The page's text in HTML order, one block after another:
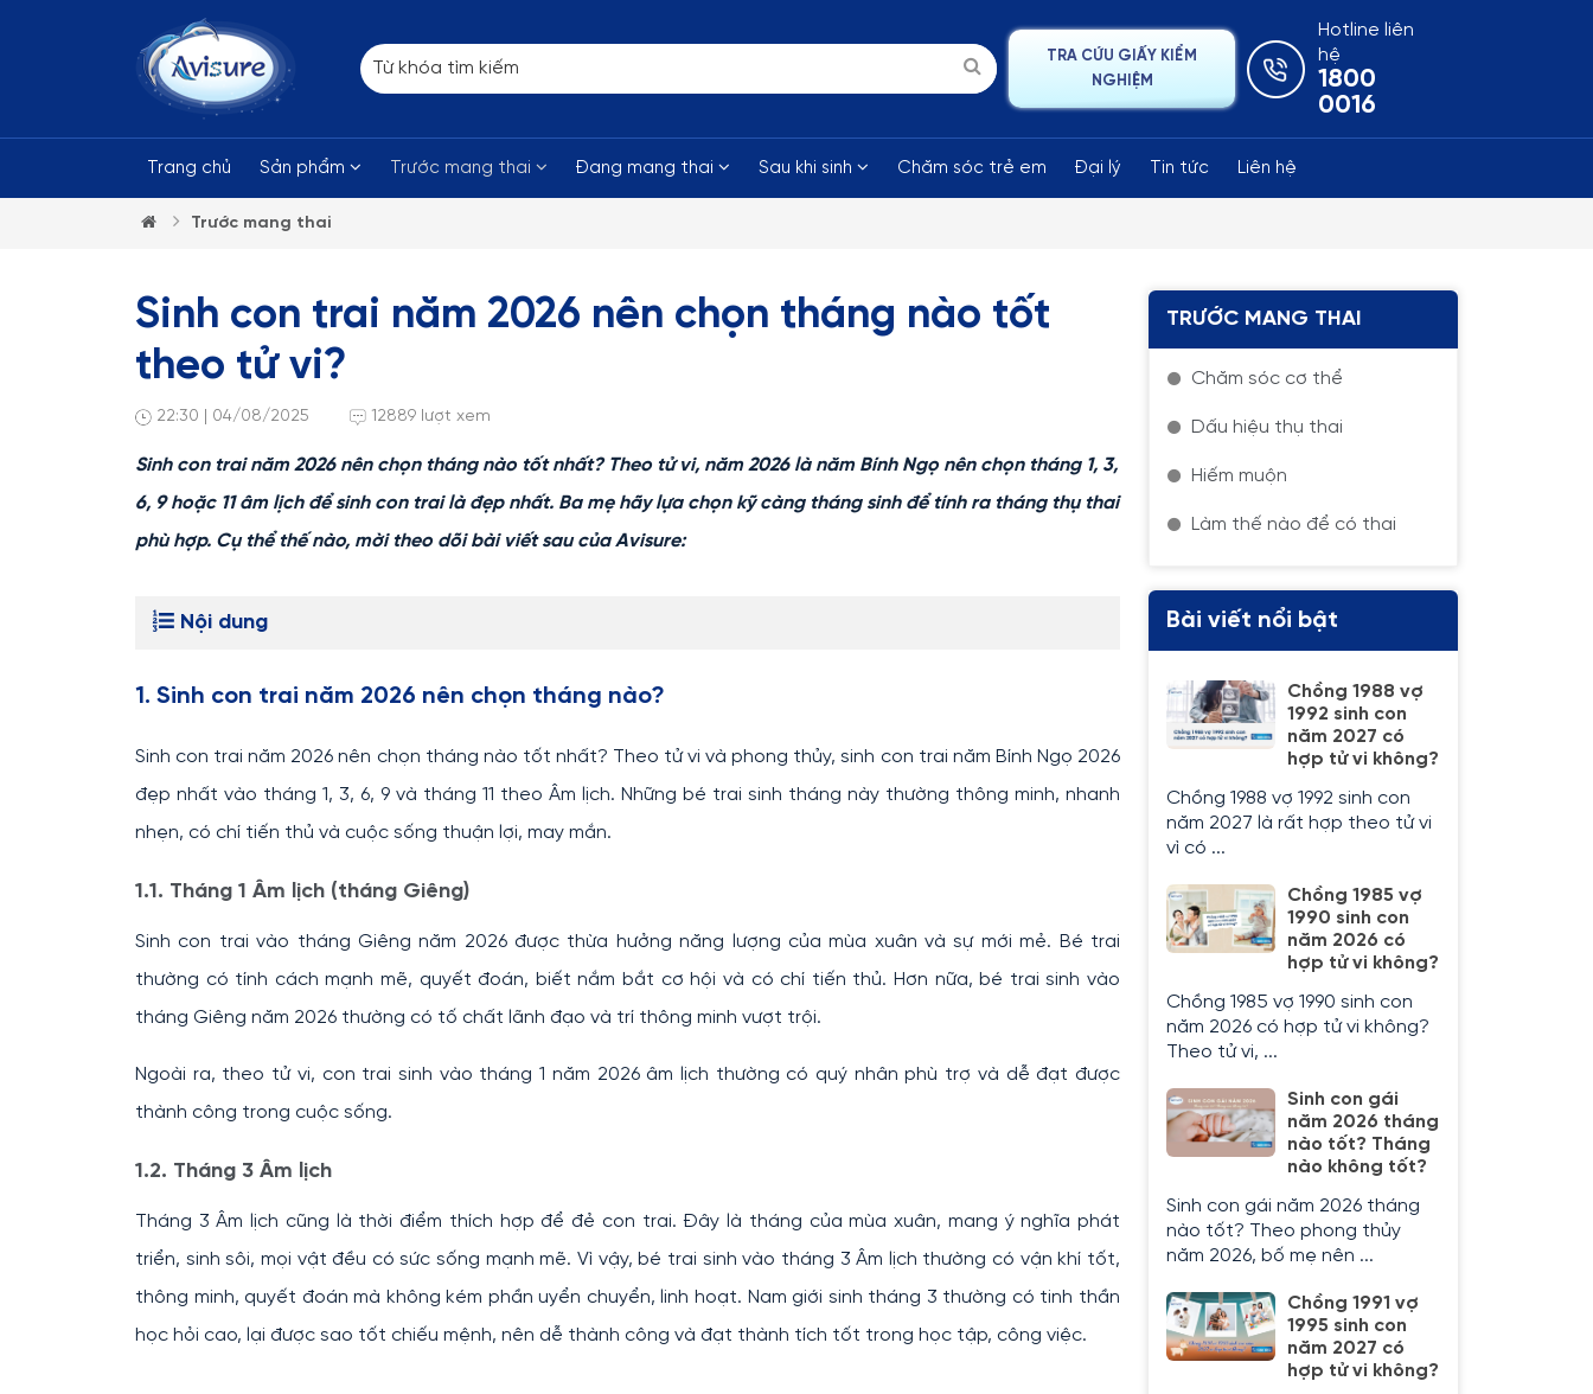
Hotline liên
hệ
1800
0016
TRA CỨU GIẤY KIỂM
NGHIỆM
Trang chủ Sản phẩm Trước mang thai Đang mang thai Sau khi sinh Chăm sóc trẻ em Đại lý Tin tức Liên hệ
Trước mang thai
Sinh con trai năm 2026 nên chọn tháng nào tốt
theo tử vi?
22:30 | 04/08/2025 12889 lượt xem
Sinh con trai năm 2026 nên chọn tháng nào tốt nhất? Theo tử vi, năm 2026 là năm Bính Ngọ nên chọn tháng 1, 3,
6, 9 hoặc 11 âm lịch để sinh con trai là đẹp nhất. Ba mẹ hãy lựa chọn kỹ càng tháng sinh để tính ra tháng thụ thai
phù hợp. Cụ thể thế nào, mời theo dõi bài viết sau của Avisure:
Nội dung
1. Sinh con trai năm 2026 nên chọn tháng nào?
Sinh con trai năm 2026 nên chọn tháng nào tốt nhất? Theo tử vi và phong thủy, sinh con trai năm Bính Ngọ 2026
đẹp nhất vào tháng 1, 3, 6, 9 và tháng 11 theo Âm lịch. Những bé trai sinh tháng này thường thông minh, nhanh
nhẹn, có chí tiến thủ và cuộc sống thuận lợi, may mắn.
1.1. Tháng 1 Âm lịch (tháng Giêng)
Sinh con trai vào tháng Giêng năm 2026 được thừa hưởng năng lượng của mùa xuân và sự mới mẻ. Bé trai
thường có tính cách mạnh mẽ, quyết đoán, biết nắm bắt cơ hội và có chí tiến thủ. Hơn nữa, bé trai sinh vào
tháng Giêng năm 2026 thường có tố chất lãnh đạo và trí thông minh vượt trội.
Ngoài ra, theo tử vi, con trai sinh vào tháng 1 năm 2026 âm lịch thường có quý nhân phù trợ và dễ đạt được
thành công trong cuộc sống.
1.2. Tháng 3 Âm lịch
Tháng 3 Âm lịch cũng là thời điểm thích hợp để đẻ con trai. Đây là tháng của mùa xuân, mang ý nghĩa phát
triển, sinh sôi, mọi vật đều có sức sống mạnh mẽ. Vì vậy, bé trai sinh vào tháng 3 Âm lịch thường có vận khí tốt,
thông minh, quyết đoán mà không kém phần uyển chuyển, linh hoạt. Nam giới sinh tháng 3 thường có tinh thần
học hỏi cao, lại được sao tốt chiếu mệnh, nên dễ thành công và đạt thành tích tốt trong học tập, công việc.
TRƯỚC MANG THAI
Chăm sóc cơ thể
Dấu hiệu thụ thai
Hiếm muộn
Làm thế nào để có thai
Bài viết nổi bật
Chồng 1988 vợ
1992 sinh con
năm 2027 có
hợp tử vi không?
Chồng 1988 vợ 1992 sinh con
năm 2027 là rất hợp theo tử vi
vì có ...
Chồng 1985 vợ
1990 sinh con
năm 2026 có
hợp tử vi không?
Chồng 1985 vợ 1990 sinh con
năm 2026 có hợp tử vi không?
Theo tử vi, ...
Sinh con gái
năm 2026 tháng
nào tốt? Tháng
nào không tốt?
Sinh con gái năm 2026 tháng
nào tốt? Theo phong thủy
năm 2026, bố mẹ nên ...
Chồng 1991 vợ
1995 sinh con
năm 2027 có
hợp tử vi không?